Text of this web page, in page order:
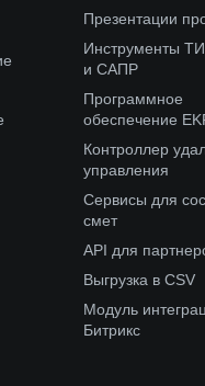
Презентации
Инструменты
и САПР
Программное
обеспечение
Контроллер
управления
Сервисы для
смет
API для
Выгрузка в CSV
Модуль
Битрикс